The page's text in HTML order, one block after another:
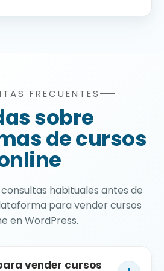
Preguntas frecuentes
FRECUENTES
sobre
de cursos
habituales antes de
para vender cursos
en WordPress.
vender cursos